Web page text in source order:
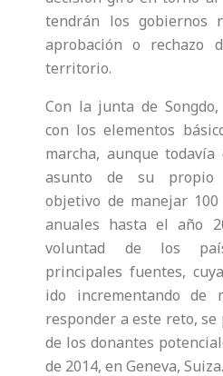
tendrán los gobiernos
aprobación o rechazo
territorio.
Con la junta de
con los elementos
marcha, aunque
asunto de su propio
objetivo de manejar
anuales hasta el año
voluntad de los
principales fuentes,
ido incrementando de
responder a este reto,
de los donantes
de 2014, en Geneva, Suiza.